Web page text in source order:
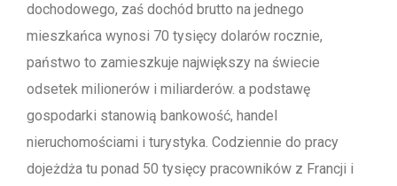
dochodowego, zaś dochód brutto na jednego
mieszkańca wynosi 70 tysięcy dolarów rocznie,
państwo to zamieszkuje największy na świecie
odsetek milionerów i miliarderów. a podstawę
gospodarki stanowią bankowość, handel
nieruchomościami i turystyka. Codziennie do pracy
dojeżdża tu ponad 50 tysięcy pracowników z Francji i